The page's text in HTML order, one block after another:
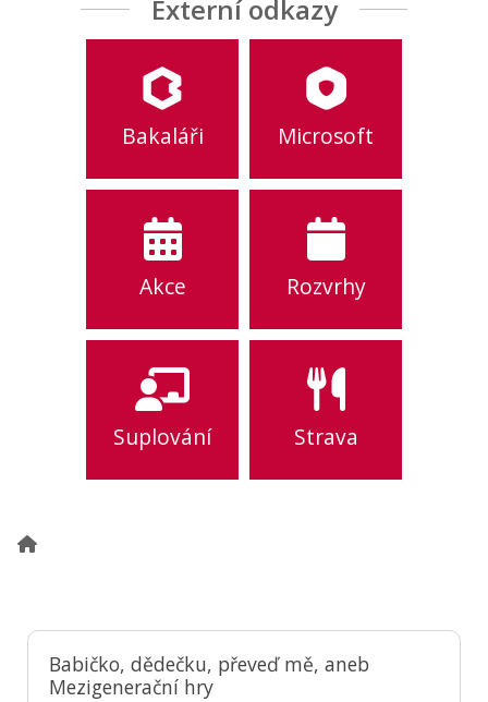
Externí odkazy
Bakaláři Microsoft
Akce Rozvrhy
Suplování Strava
Babičko, dědečku, převeď mě, aneb
Mezigenerační hry